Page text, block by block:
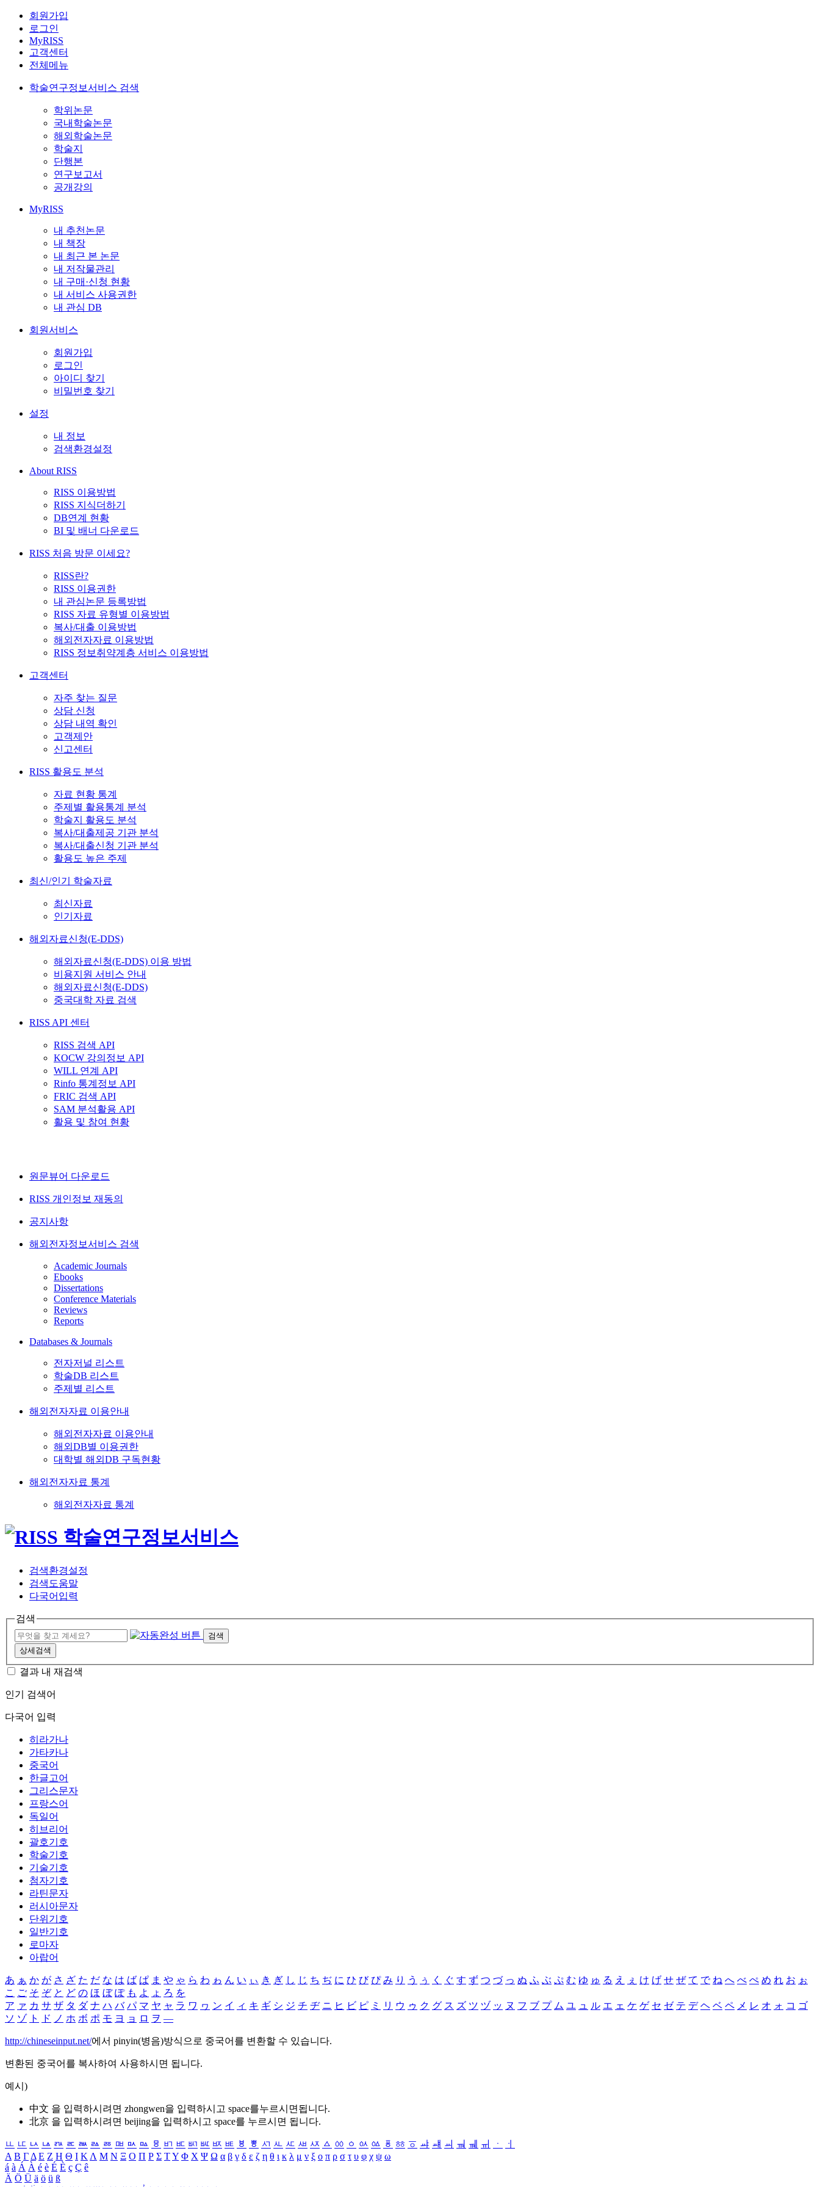
회원가입
로그인
MyRISS
고객센터
전체메뉴
학술연구정보서비스 검색
학위논문
국내학술논문
해외학술논문
학술지
단행본
연구보고서
공개강의
MyRISS
내 추천논문
내 책장
내 최근 본 논문
내 저작물관리
내 구매·신청 현황
내 서비스 사용권한
내 관심 DB
회원서비스
회원가입
로그인
아이디 찾기
비밀번호 찾기
설정
내 정보
검색환경설정
About RISS
RISS 이용방법
RISS 지식더하기
DB연계 현황
BI 및 배너 다운로드
RISS 처음 방문 이세요?
RISS란?
RISS 이용권한
내 관심논문 등록방법
RISS 자료 유형별 이용방법
복사/대출 이용방법
해외전자자료 이용방법
RISS 정보취약계층 서비스 이용방법
고객센터
자주 찾는 질문
상담 신청
상담 내역 확인
고객제안
신고센터
RISS 활용도 분석
자료 현황 통계
주제별 활용통계 분석
학술지 활용도 분석
복사/대출제공 기관 분석
복사/대출신청 기관 분석
활용도 높은 주제
최신/인기 학술자료
최신자료
인기자료
해외자료신청(E-DDS)
해외자료신청(E-DDS) 이용 방법
비용지원 서비스 안내
해외자료신청(E-DDS)
중국대학 자료 검색
RISS API 센터
RISS 검색 API
KOCW 강의정보 API
WILL 연계 API
Rinfo 통계정보 API
FRIC 검색 API
SAM 분석활용 API
활용 및 참여 현황
원문뷰어 다운로드
RISS 개인정보 재동의
공지사항
해외전자정보서비스 검색
Academic Journals
Ebooks
Dissertations
Conference Materials
Reviews
Reports
Databases & Journals
전자저널 리스트
학술DB 리스트
주제별 리스트
해외전자자료 이용안내
해외전자자료 이용안내
해외DB별 이용권한
대학별 해외DB 구독현황
해외전자자료 통계
해외전자자료 통계
검색환경설정
검색도움말
다국어입력
검색
검색
상세검색
결과 내 재검색
인기 검색어
다국어 입력
히라가나
가타카나
중국어
한글고어
그리스문자
프랑스어
독일어
히브리어
괄호기호
학술기호
기술기호
첨자기호
라틴문자
러시아문자
단위기호
일반기호
로마자
아랍어
あ ぁ か が さ ざ た だ な は ば ぱ ま や ゃ ら わ ゎ ん い ぃ き ぎ し じ ち ぢ に ひ び ぴ み り う ぅ く ぐ す ず つ づ っ ぬ ふ ぶ ぷ む ゆ ゅ る え ぇ け げ せ ぜ て で ね へ べ ぺ め れ お ぉ
こ ご そ ぞ と ど の ほ ぼ ぽ も よ ょ ろ を
ア ァ カ サ ザ タ ダ ナ ハ バ パ マ ヤ ャ ラ ワ ヮ ン イ ィ キ ギ シ ジ チ ヂ ニ ヒ ビ ピ ミ リ ウ ゥ ク グ ス ズ ツ ヅ ッ ヌ フ ブ プ ム ユ ュ ル エ ェ ケ ゲ セ ゼ テ デ ヘ ベ ペ メ レ オ ォ コ ゴ
ソ ゾ ト ド ノ ホ ボ ポ モ ヨ ョ ロ ヲ ―
http://chineseinput.net/에서 pinyin(병음)방식으로 중국어를 변환할 수 있습니다.
변환된 중국어를 복사하여 사용하시면 됩니다.
예시)
中文 을 입력하시려면 zhongwen을 입력하시고 space를누르시면됩니다.
北京 을 입력하시려면 beijing을 입력하시고 space를 누르시면 됩니다.
ㅥ ㅦ ㅧ ㅨ ㅩ ㅪ ㅫ ㅬ ㅭ ㅮ ㅯ ㅰ ㅱ ㅲ ㅳ ㅴ ㅵ ㅶ ㅷ ㅸ ㅹ ㅺ ㅻ ㅼ ㅽ ㅾ ㅿ ㆀ ㆁ ㆂ ㆃ ㆄ ㆅ ㆆ ㆇ ㆈ ㆉ ㆊ ㆋ ㆌ ㆍ
ㆎ
Α Β ΓΔ Ε Ζ Η Θ Ι ΚΛ Μ Ν Ξ Ο Π Ρ Σ ΤΥ Φ Χ Ψ Ω α β γ δ ε ζ η θ ι κ λ μ ν ξ ο π ρ σ τ υ φ χ ψ ω
á à Á À é è É È ç Ç ê
Ä Ö Ü ä ö ü ß